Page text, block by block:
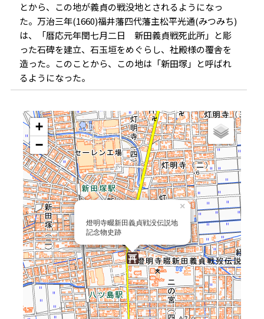
とから、この地が義貞の戦没地とされるようになっ
た。万治三年(1660)福井藩四代藩主松平光通(みつみち)
は、「暦応元年閏七月二日 新田義貞戦死此所」と彫
った石碑を建立、石玉垣をめぐらし、社殿様の覆舎を
造った。このことから、この地は「新田塚」と呼ばれ
るようになった。
燈明寺畷新田義貞戦没伝説地
記念物史跡
×
+
−